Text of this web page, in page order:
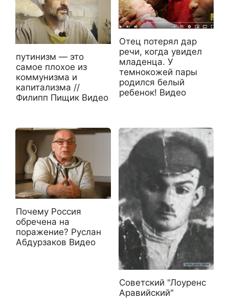
путинизм — это
самое плохое из
коммунизма и
капитализма //
Филипп Пищик Видео
Отец потерял дар
речи, когда увидел
младенца. У
темнокожей пары
родился белый
ребенок! Видео
Почему Россия
обречена на
поражение? Руслан
Абдурзаков Видео
Советский "Лоуренс
Аравийский"